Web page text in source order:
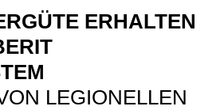
ERHALTEN
LEGIONELLEN